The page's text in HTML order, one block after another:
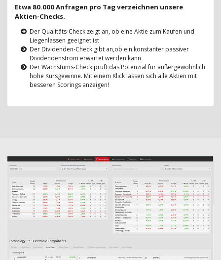
Etwa 80.000 Anfragen pro Tag verzeichnen unsere
Aktien-Checks.
Der Qualitäts-Check zeigt an, ob eine Aktie zum Kaufen und
Liegenlassen geeignet ist
Der Dividenden-Check gibt an,ob ein konstanter passiver
Dividendenstrom erwartet werden kann
Der Wachstums-Check prüft das Potenzial für außergewöhnlich
hohe Kursgewinne. Mit einem Klick lassen sich alle Aktien mit
besseren Scorings anzeigen!